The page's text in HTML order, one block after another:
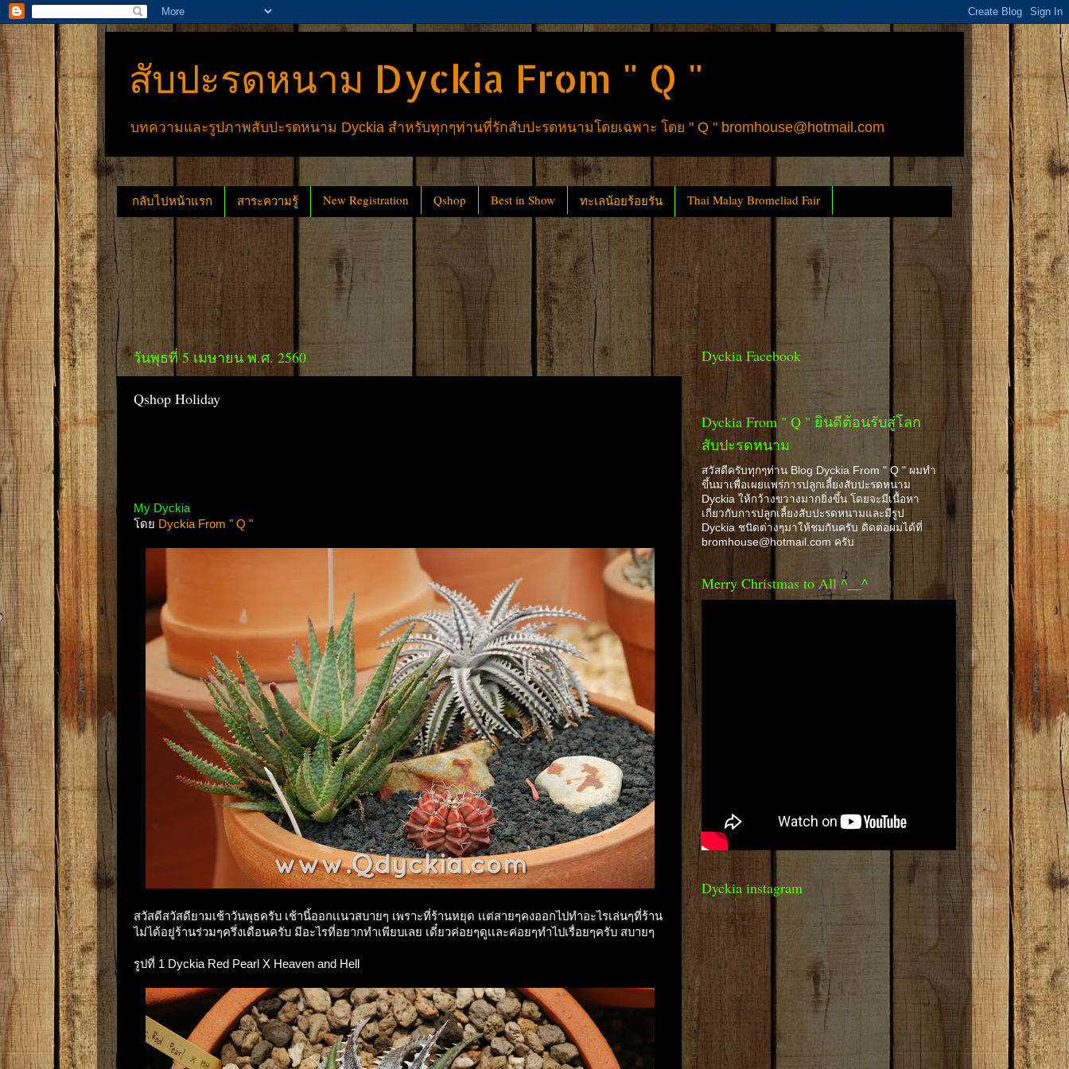
สับปะรดหนาม Dyckia From " Q "
บทความและรูปภาพสับปะรดหนาม Dyckia สำหรับทุกๆท่านที่รักสับปะรดหนามโดยเฉพาะ โดย " Q " bromhouse@hotmail.com
กลับไปหน้าแรก สาระความรู้ New Registration Qshop Best in Show ทะเลน้อยร้อยรัน Thai Malay Bromeliad Fair
วันพุธที่ 5 เมษายน พ.ศ. 2560
Qshop Holiday
My Dyckia
โดย Dyckia From " Q "
สวัสดีสวัสดียามเช้าวันพุธครับ เช้านี้ออกเเนวสบายๆ เพราะที่ร้านหยุด เเต่สายๆคงออกไปทำอะไรเล่นๆที่ร้าน
ไม่ได้อยู่ร้านร่วมๆครึ่งเดือนครับ มีอะไรที่อยากทำเพียบเลย เดี๋ยวค่อยๆดูเเละค่อยๆทำไปเรื่อยๆครับ สบายๆ
รูปที่ 1 Dyckia Red Pearl X Heaven and Hell
Dyckia Facebook
Dyckia From " Q " ยินดีต้อนรับสู่โลก
สับปะรดหนาม
สวัสดีครับทุกๆท่าน Blog Dyckia From " Q " ผมทำ
ขึ้นมาเพื่อเผยแพร่การปลูกเลี้ยงสับปะรดหนาม
Dyckia ให้กว้างขวางมากยิ่งขึ้น โดยจะมีเนื้อหา
เกี่ยวกับการปลูกเลี้ยงสับปะรดหนามและมีรูป
Dyckia ชนิดต่างๆมาให้ชมกันครับ ติดต่อผมได้ที่
bromhouse@hotmail.com ครับ
Merry Christmas to All ^__^
Dyckia instagram